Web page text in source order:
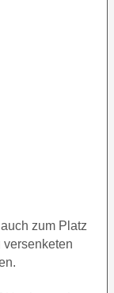
zum Platz
versenketen